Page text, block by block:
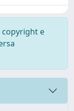
copyright e